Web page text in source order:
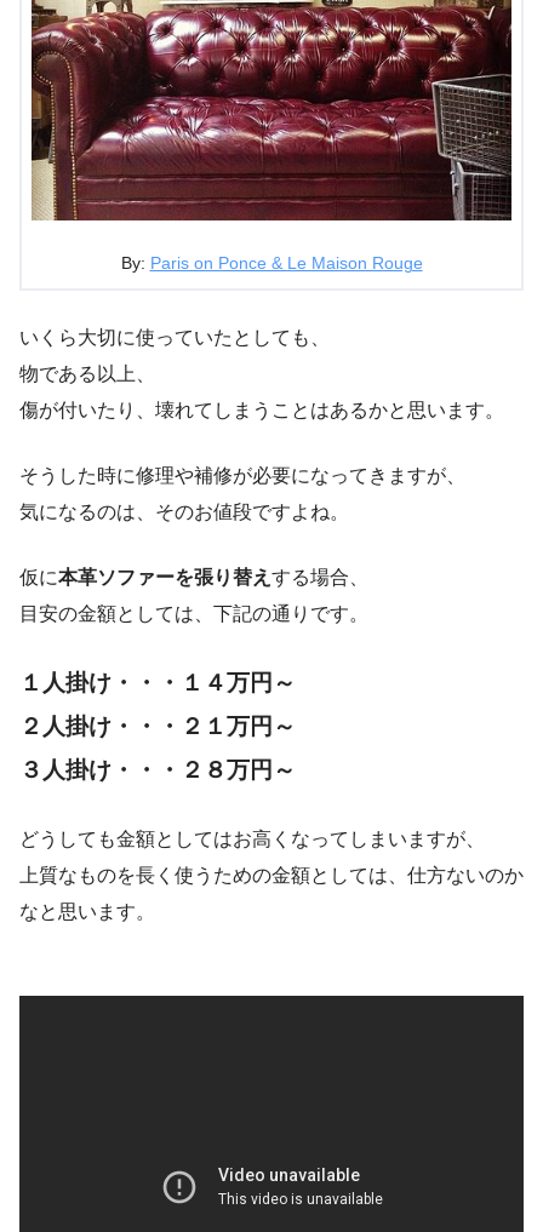
By: Paris on Ponce & Le Maison Rouge
いくら大切に使っていたとしても、
物である以上、
傷が付いたり、壊れてしまうことはあるかと思います。
そうした時に修理や補修が必要になってきますが、
気になるのは、そのお値段ですよね。
仮に本革ソファーを張り替え する場合、
目安の金額としては、下記の通りです。
１人掛け・・・１４万円～
２人掛け・・・２１万円～
３人掛け・・・２８万円～
どうしても金額としてはお高くなってしまいますが、
上質なものを長く使うための金額としては、仕方ないのか
なと思います。